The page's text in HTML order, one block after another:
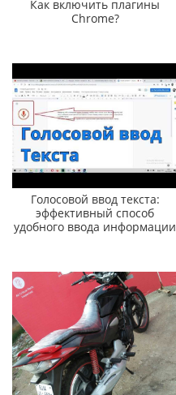
Как включить плагины
Chrome?
Голосовой ввод текста:
эффективный способ
удобного ввода информации